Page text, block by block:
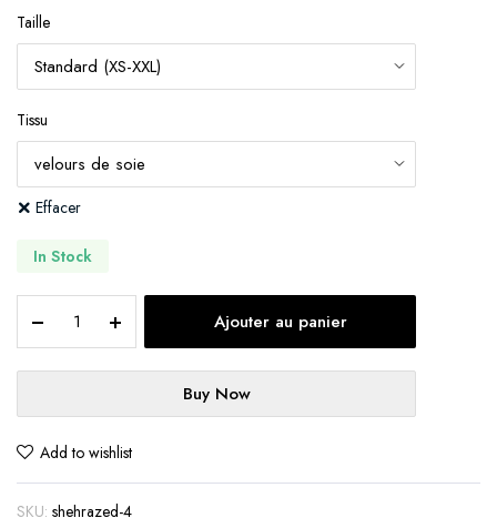
Taille
Tissu
Effacer
In Stock
quantity
Ajouter au panier
Buy Now
Add to wishlist
SKU: shehrazed-4